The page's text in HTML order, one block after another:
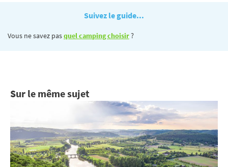
Suivez le guide...
Vous ne savez pasquel camping choisir?
Sur le même sujet